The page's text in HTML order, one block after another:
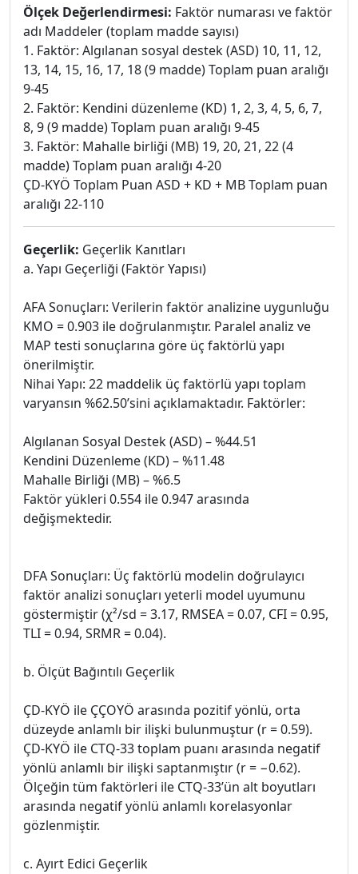
Ölçek Değerlendirmesi: Faktör numarası ve faktör
adı Maddeler (toplam madde sayısı)
1. Faktör: Algılanan sosyal destek (ASD) 10, 11, 12,
13, 14, 15, 16, 17, 18 (9 madde) Toplam puan aralığı
9-45
2. Faktör: Kendini düzenleme (KD) 1, 2, 3, 4, 5, 6, 7,
8, 9 (9 madde) Toplam puan aralığı 9-45
3. Faktör: Mahalle birliği (MB) 19, 20, 21, 22 (4
madde) Toplam puan aralığı 4-20
ÇD-KYÖ Toplam Puan ASD + KD + MB Toplam puan
aralığı 22-110
Geçerlik: Geçerlik Kanıtları
a. Yapı Geçerliği (Faktör Yapısı)
AFA Sonuçları: Verilerin faktör analizine uygunluğu
KMO = 0.903 ile doğrulanmıştır. Paralel analiz ve
MAP testi sonuçlarına göre üç faktörlü yapı
önerilmiştir.
Nihai Yapı: 22 maddelik üç faktörlü yapı toplam
varyansın %62.50’sini açıklamaktadır. Faktörler:
Algılanan Sosyal Destek (ASD) – %44.51
Kendini Düzenleme (KD) – %11.48
Mahalle Birliği (MB) – %6.5
Faktör yükleri 0.554 ile 0.947 arasında
değişmektedir.
DFA Sonuçları: Üç faktörlü modelin doğrulayıcı
faktör analizi sonuçları yeterli model uyumunu
göstermiştir (χ²/sd = 3.17, RMSEA = 0.07, CFI = 0.95,
TLI = 0.94, SRMR = 0.04).
b. Ölçüt Bağıntılı Geçerlik
ÇD-KYÖ ile ÇÇOYÖ arasında pozitif yönlü, orta
düzeyde anlamlı bir ilişki bulunmuştur (r = 0.59).
ÇD-KYÖ ile CTQ-33 toplam puanı arasında negatif
yönlü anlamlı bir ilişki saptanmıştır (r = −0.62).
Ölçeğin tüm faktörleri ile CTQ-33’ün alt boyutları
arasında negatif yönlü anlamlı korelasyonlar
gözlenmiştir.
c. Ayırt Edici Geçerlik